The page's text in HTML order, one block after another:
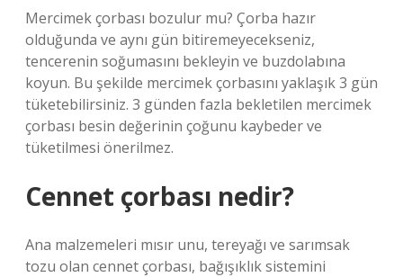
Mercimek çorbası bozulur mu? Çorba hazır
olduğunda ve aynı gün bitiremeyecekseniz,
tencerenin soğumasını bekleyin ve buzdolabına
koyun. Bu şekilde mercimek çorbasını yaklaşık 3 gün
tüketebilirsiniz. 3 günden fazla bekletilen mercimek
çorbası besin değerinin çoğunu kaybeder ve
tüketilmesi önerilmez.
Cennet çorbası nedir?
Ana malzemeleri mısır unu, tereyağı ve sarımsak
tozu olan cennet çorbası, bağışıklık sistemini